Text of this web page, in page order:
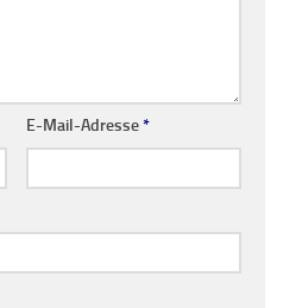
E-Mail-Adresse*